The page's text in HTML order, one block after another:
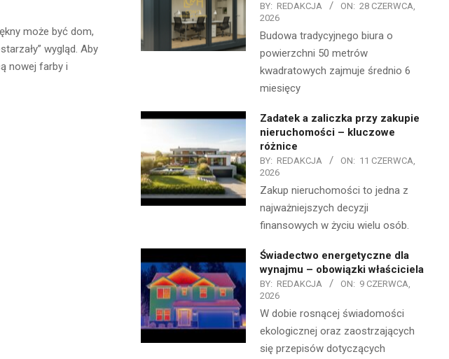
może być dom,
wygląd. Aby
nowej farby i
BY: REDAKCJA ON: 28 CZERWCA,
2026
Budowa tradycyjnego biura o
powierzchni 50 metrów
kwadratowych zajmuje średnio 6
miesięcy
Zadatek a zaliczka przy zakupie
nieruchomości – kluczowe
różnice
BY: REDAKCJA ON: 11 CZERWCA,
2026
Zakup nieruchomości to jedna z
najważniejszych decyzji
finansowych w życiu wielu osób.
Świadectwo energetyczne dla
wynajmu – obowiązki właściciela
BY: REDAKCJA ON: 9 CZERWCA,
2026
W dobie rosnącej świadomości
ekologicznej oraz zaostrzających
się przepisów dotyczących